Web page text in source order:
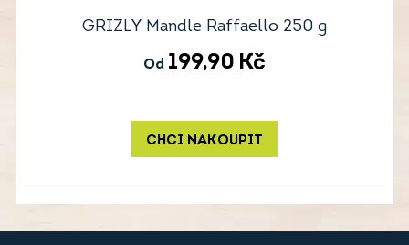
GRIZLY Mandle Raffaello 250 g
Od 199,90 Kč
CHCI NAKOUPIT